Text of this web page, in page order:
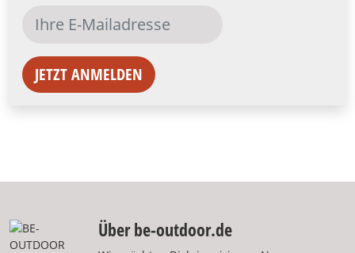
JETZT ANMELDEN
Über be-outdoor.de